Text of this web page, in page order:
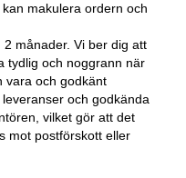
makulera ordern och
månader. Vi ber dig att
tydlig och noggrann när
vara och godkänt
och godkända
vilket gör att det
mot postförskott eller